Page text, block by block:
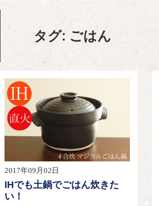
タグ: ごはん
2017年09月02日
IHでも土鍋でごはん炊きた
い！